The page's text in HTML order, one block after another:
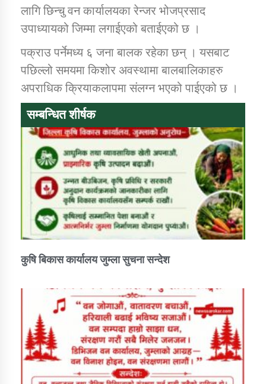
कर्णाली प्राविधि शिक्षालय जुम्लाको सुचना
तातोपानी गाउँपालिकाको न्यायिक समिति सम्बन्धी सन्देश
तातोपानी गाउँपालिका जुम्लाको महिला तथा लैङ्गिक हिंसा
सम्बन्धी सूचना सन्देश
तातोपानी गाउँपालिका जुम्लाको महिनावारी सम्बन्धिकाे
तातोपानी गाउँपालिका जुम्लाको बालविवाह सन्देश
तातोपानी गाउँपालिका जुम्लाको सूचना
तातोपानी गाउँपालिका जुम्लाको सूचना
लागि छिन्चु वन कार्यालयका रेन्जर भोजप्रसाद
उपाध्यायको जिम्मा लगाईएको बताईएको छ ।
पक्राउ पर्नेमध्य ६ जना बालक रहेका छन् । यसबाट
पछिल्लो समयमा किशोर अवस्थामा बालबालिकाहरु
अपराधिक क्रियाकलापमा संलग्न भएको पाईएको छ ।
सम्बन्धित शीर्षक
कुषि बिकास कार्यालय जुम्ला सुचना सन्देश